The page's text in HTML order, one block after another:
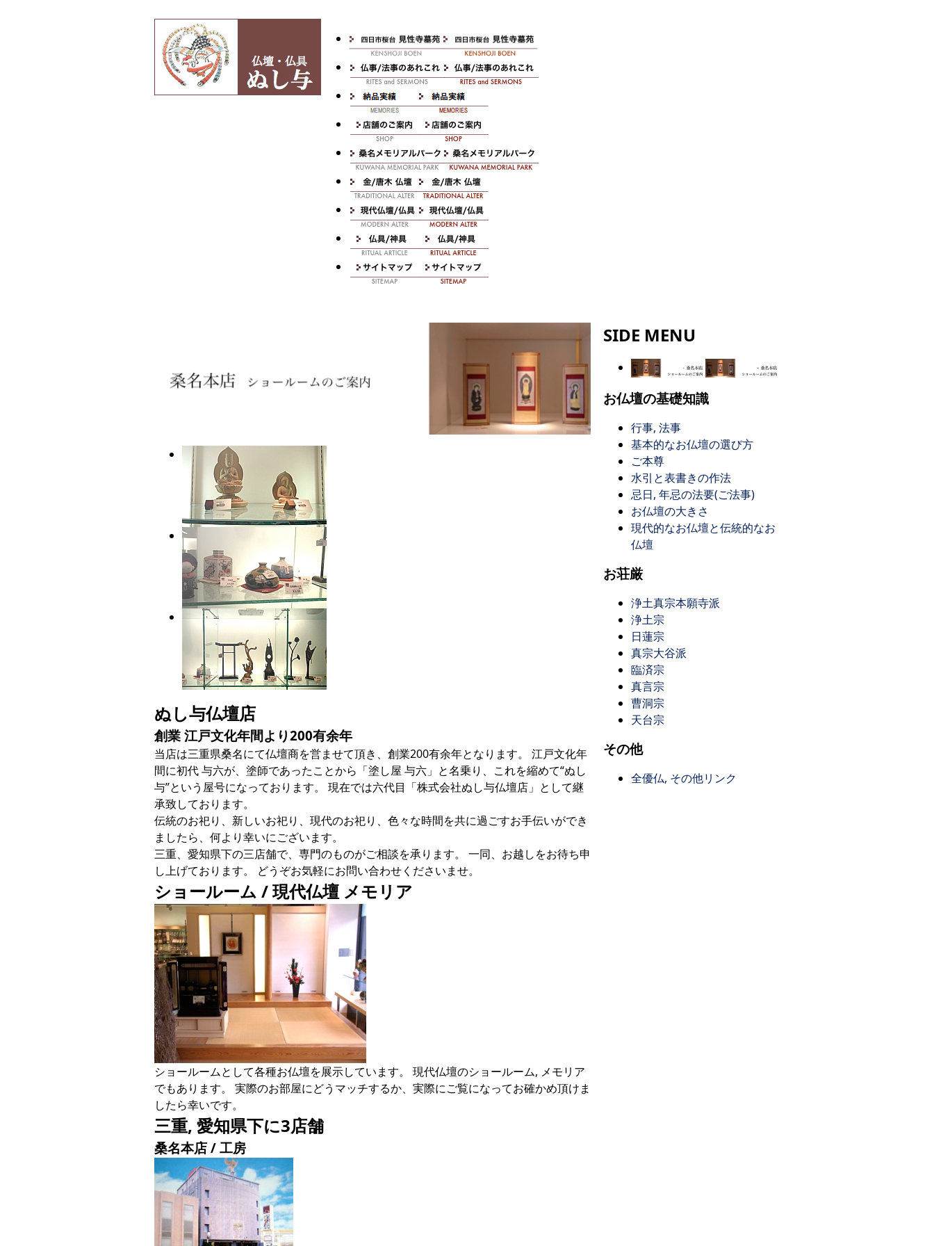
ぬし与仏壇店
創業 江戸文化年間より200有余年
当店は三重県桑名にて仏壇商を営ませて頂き、創業200有余年となります。 江戸文化年
間に初代 与六が、塗師であったことから「塗し屋 与六」と名乗り、これを縮めて“ぬし
与”という屋号になっております。 現在では六代目「株式会社ぬし与仏壇店」として継
承致しております。
伝統のお祀り、新しいお祀り、現代のお祀り、色々な時間を共に過ごすお手伝いができ
ましたら、何より幸いにございます。
三重、愛知県下の三店舗で、専門のものがご相談を承ります。 一同、お越しをお待ち申
し上げております。 どうぞお気軽にお問い合わせくださいませ。
ショールーム / 現代仏壇 メモリア
ショールームとして各種お仏壇を展示しています。 現代仏壇のショールーム, メモリア
でもあります。 実際のお部屋にどうマッチするか、実際にご覧になってお確かめ頂けま
したら幸いです。
三重, 愛知県下に3店舗
桑名本店 / 工房
SIDE MENU
お仏壇の基礎知識
行事, 法事
基本的なお仏壇の選び方
ご本尊
水引と表書きの作法
忌日, 年忌の法要(ご法事)
お仏壇の大きさ
現代的なお仏壇と伝統的なお
仏壇
お荘厳
浄土真宗本願寺派
浄土宗
日蓮宗
真宗大谷派
臨済宗
真言宗
曹洞宗
天台宗
その他
全優仏, その他リンク